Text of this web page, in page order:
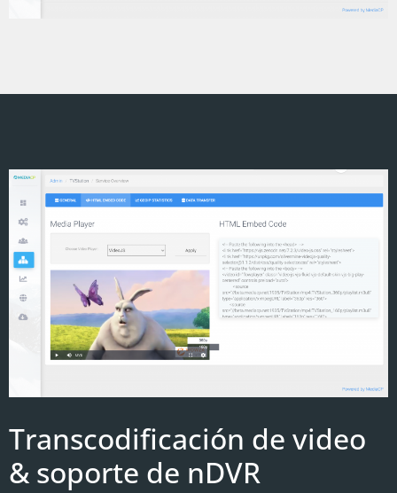
Transcodificación de video
& soporte de nDVR